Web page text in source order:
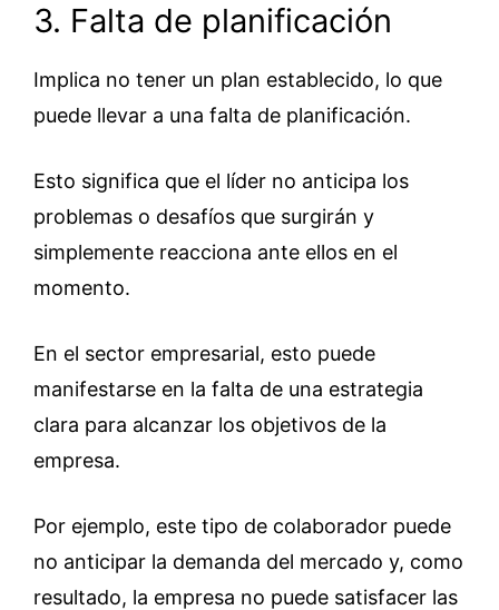
3. Falta de planificación
Implica no tener un plan establecido, lo que
puede llevar a una falta de planificación.
Esto significa que el líder no anticipa los
problemas o desafíos que surgirán y
simplemente reacciona ante ellos en el
momento.
En el sector empresarial, esto puede
manifestarse en la falta de una estrategia
clara para alcanzar los objetivos de la
empresa.
Por ejemplo, este tipo de colaborador puede
no anticipar la demanda del mercado y, como
resultado, la empresa no puede satisfacer las